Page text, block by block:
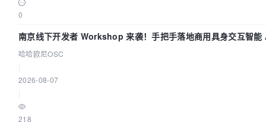
0
南京线下开发者 Workshop 来袭！手把手落地商用具身交互智
哈哈欧尼OSC
2026-08-07
218